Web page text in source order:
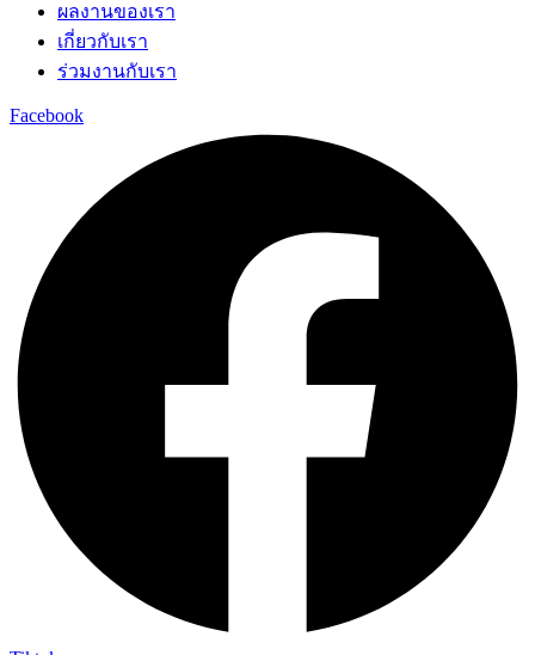
ผลงานของเรา
เกี่ยวกับเรา
ร่วมงานกับเรา
Facebook